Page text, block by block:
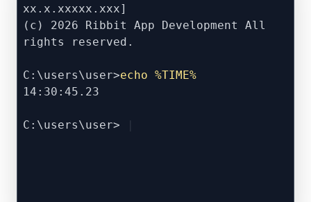
xx.x.xxxxx.xxx]
(c) 2026 Ribbit App Development All
rights reserved.
C:\users\user>echo %TIME%
14:30:45.23
C:\users\user>